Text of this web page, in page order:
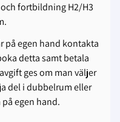
och fortbildning H2/H3
på egen hand kontakta
detta samt betala
ges om man väljer
del i dubbelrum eller
egen hand.